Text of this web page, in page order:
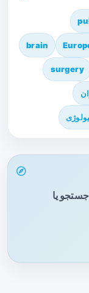
brain
surgery
یا